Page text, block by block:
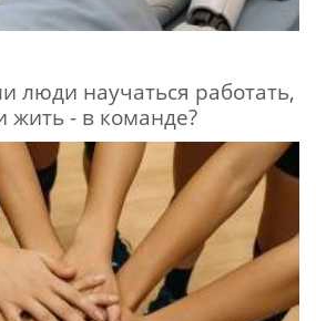
люди научаться работать,
жить - в команде?